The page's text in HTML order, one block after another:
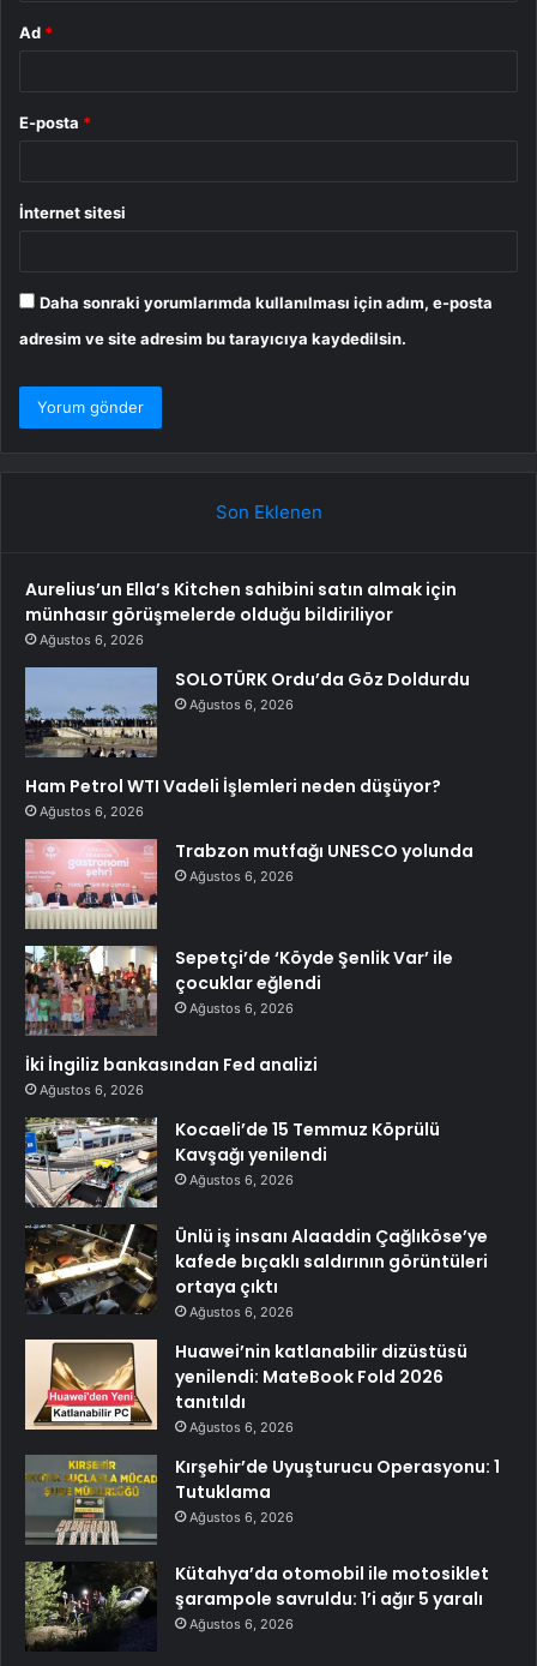
Ad *
E-posta *
İnternet sitesi
Daha sonraki yorumlarımda kullanılması için adım, e-posta
adresim ve site adresim bu tarayıcıya kaydedilsin.
Son Eklenen
Aurelius’un Ella’s Kitchen sahibini satın almak için
münhasır görüşmelerde olduğu bildiriliyor
Ağustos 6, 2026
SOLOTÜRK Ordu’da Göz Doldurdu
Ağustos 6, 2026
Ham Petrol WTI Vadeli İşlemleri neden düşüyor?
Ağustos 6, 2026
Trabzon mutfağı UNESCO yolunda
Ağustos 6, 2026
Sepetçi’de ‘Köyde Şenlik Var’ ile
çocuklar eğlendi
Ağustos 6, 2026
İki İngiliz bankasından Fed analizi
Ağustos 6, 2026
Kocaeli’de 15 Temmuz Köprülü
Kavşağı yenilendi
Ağustos 6, 2026
Ünlü iş insanı Alaaddin Çağlıköse’ye
kafede bıçaklı saldırının görüntüleri
ortaya çıktı
Ağustos 6, 2026
Huawei’nin katlanabilir dizüstüsü
yenilendi: MateBook Fold 2026
tanıtıldı
Ağustos 6, 2026
Kırşehir’de Uyuşturucu Operasyonu: 1
Tutuklama
Ağustos 6, 2026
Kütahya’da otomobil ile motosiklet
şarampole savruldu: 1’i ağır 5 yaralı
Ağustos 6, 2026